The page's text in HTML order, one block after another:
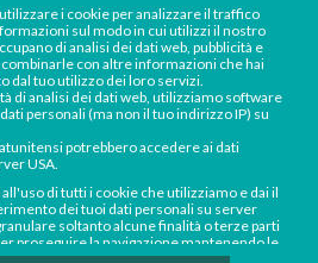
dei
e promozioni in atto
i cookie per analizzare il traffico
sul modo in cui utilizzi il nostro
di analisi dei dati web, pubblicità e
con altre informazioni che hai
dal tuo utilizzo dei loro servizi.
di analisi dei dati web, utilizziamo software
personali (ma non il tuo indirizzo IP) su
potrebbero accedere ai dati
USA.
di tutti i cookie che utilizziamo e dai il
dei tuoi dati personali su server
soltanto alcune finalità o terze parti
proseguire la navigazione mantenendo le
necessari) e impedire la raccolta e il